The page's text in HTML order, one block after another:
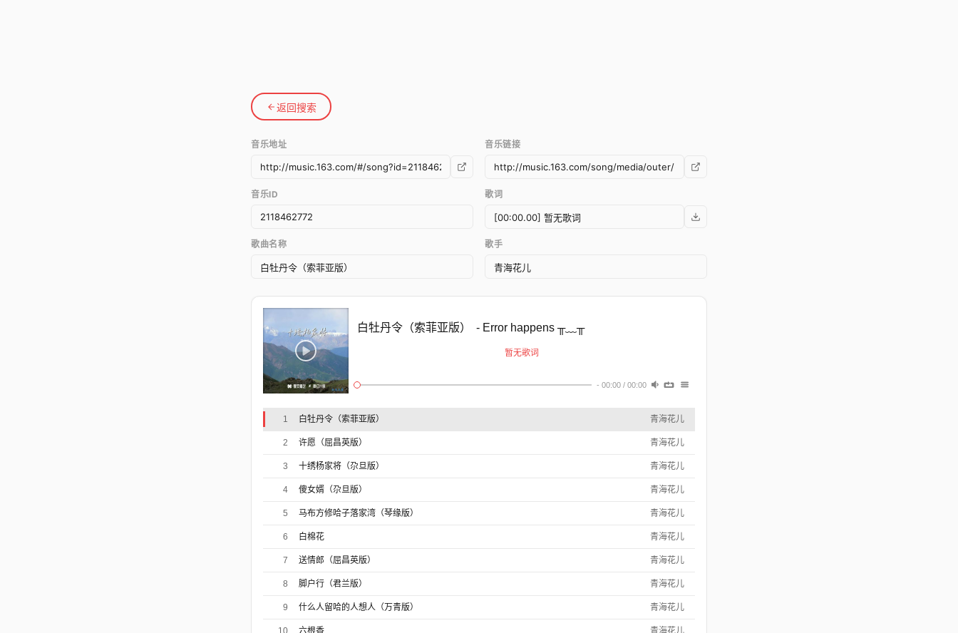
返回搜索
音乐地址 音乐链接
音乐ID 歌词
歌曲名称 歌手
白牡丹令（索菲亚版） - Error happens ╥﹏╥
暂无歌词
- 00:00 / 00:00
1 白牡丹令（索菲亚版） 青海花儿
2 许愿（屈昌英版） 青海花儿
3 十绣杨家将（尕旦版） 青海花儿
4 傻女婿（尕旦版） 青海花儿
5 马布方修哈子落家湾（琴缘版） 青海花儿
6 白棉花 青海花儿
7 送情郎（屈昌英版） 青海花儿
8 脚户行（君兰版） 青海花儿
9 什么人留哈的人想人（万青版） 青海花儿
10 六根香 青海花儿